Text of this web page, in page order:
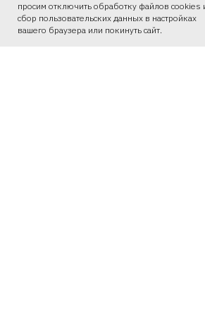
просим отключить обработку файлов cookies
сбор пользовательских данных в настройках
вашего браузера или покинуть сайт.